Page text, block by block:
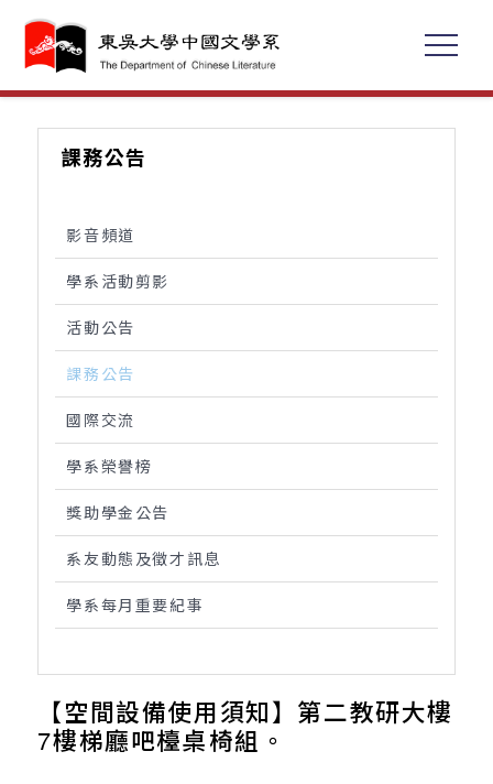
課務公告
影音頻道
學系活動剪影
活動公告
課務公告
國際交流
學系榮譽榜
獎助學金公告
系友動態及徵才訊息
學系每月重要紀事
【空間設備使用須知】第二教研大樓
7樓梯廳吧檯桌椅組。